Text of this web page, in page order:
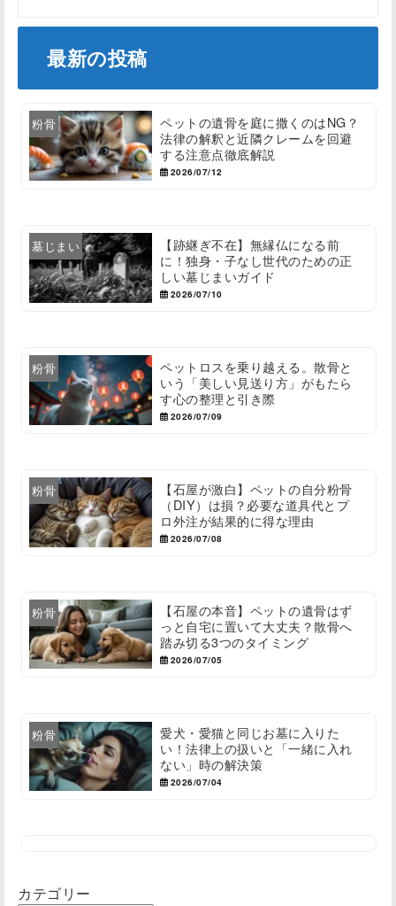
最新の投稿
粉骨
ペットの遺骨を庭に撒くのはNG？
法律の解釈と近隣クレームを回避
する注意点徹底解説
2026/07/12
墓じまい
【跡継ぎ不在】無縁仏になる前
に！独身・子なし世代のための正
しい墓じまいガイド
2026/07/10
粉骨
ペットロスを乗り越える。散骨と
いう「美しい見送り方」がもたら
す心の整理と引き際
2026/07/09
粉骨
【石屋が激白】ペットの自分粉骨
（DIY）は損？必要な道具代とプ
ロ外注が結果的に得な理由
2026/07/08
粉骨
【石屋の本音】ペットの遺骨はず
っと自宅に置いて大丈夫？散骨へ
踏み切る3つのタイミング
2026/07/05
粉骨
愛犬・愛猫と同じお墓に入りた
い！法律上の扱いと「一緒に入れ
ない」時の解決策
2026/07/04
カテゴリー